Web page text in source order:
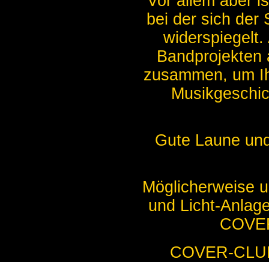
bei der sich der
zusammen, um
Gute Laune
Möglicherweise
und Licht-
COVER-